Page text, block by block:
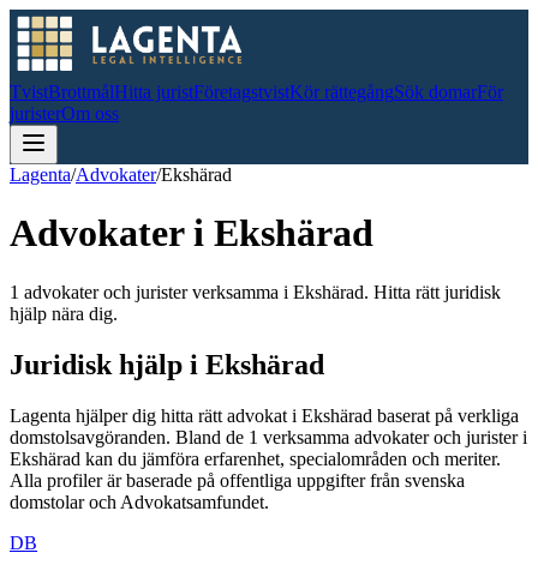
TvistBrottmålHitta juristFöretagstvistKör rättegångSök domarFör
juristerOm oss
Lagenta/Advokater/Ekshärad
Advokater i Ekshärad
1 advokater och jurister verksamma i Ekshärad. Hitta rätt juridisk
hjälp nära dig.
Juridisk hjälp i Ekshärad
Lagenta hjälper dig hitta rätt advokat i Ekshärad baserat på verkliga
domstolsavgöranden. Bland de 1 verksamma advokater och jurister i
Ekshärad kan du jämföra erfarenhet, specialområden och meriter.
Alla profiler är baserade på offentliga uppgifter från svenska
domstolar och Advokatsamfundet.
DB